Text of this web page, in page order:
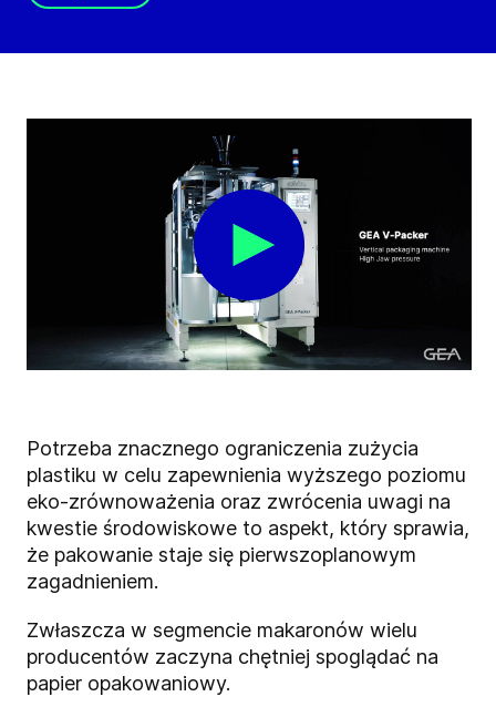
Potrzeba znacznego ograniczenia zużycia
plastiku w celu zapewnienia wyższego poziomu
eko-zrównoważenia oraz zwrócenia uwagi na
kwestie środowiskowe to aspekt, który sprawia,
że pakowanie staje się pierwszoplanowym
zagadnieniem.
Zwłaszcza w segmencie makaronów wielu
producentów zaczyna chętniej spoglądać na
papier opakowaniowy.